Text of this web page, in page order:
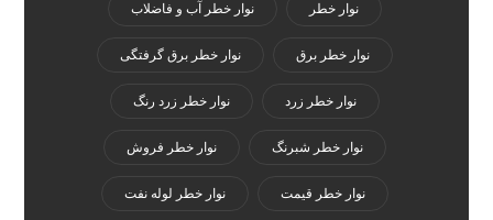
نوار خطر نوار خطر آب و فاضلاب
نوار خطر برق نوار خطر برق گرفتگی
نوار خطر زرد نوار خطر زرد رنگ
نوار خطر شبرنگ نوار خطر فروش
نوار خطر قیمت نوار خطر لوله نفت